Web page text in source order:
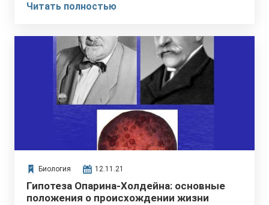
Читать полностью
Биология 12.11.21
Гипотеза Опарина-Холдейна: основные
положения о происхождении жизни